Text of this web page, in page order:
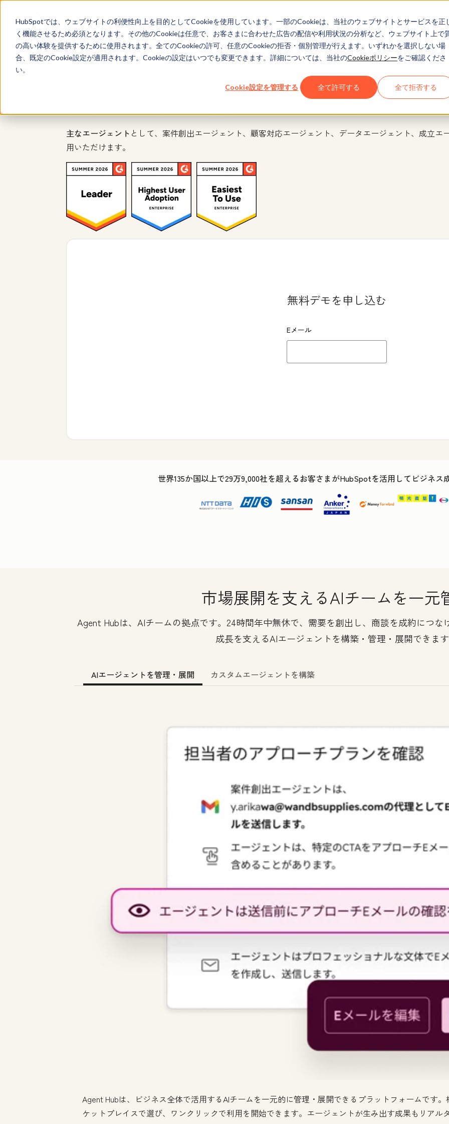
HubSpotでは、ウェブサイトの利便性向上を目的としてCookieを使用しています。一部のCookieは、当社のウェブサイトとサービスを正
く機能させるため必須となります。その他のCookieは任意で、お客さまに合わせた広告の配信や利用状況の分析など、ウェブサイト上で
の高い体験を提供するために使用されます。全てのCookieの許可、任意のCookieの拒否・個別管理が行えます。いずれかを選択しない場
合、既定のCookie設定が適用されます。Cookieの設定はいつでも変更できます。詳細については、当社のCookieポリシーをご確認くださ
い。
Cookie設定を管理する 全て許可する 全て拒否する
Agent Hubの無料デモのお申し込み
Agent Hubは、市場展開を担うAIエージェントを一元的に構築・管理・展開できるプラットフォームです
築済みのエージェントを利用することも、自社のビジネスに合わせたカスタムエージェントを構築する
スタムエージェントも、全てCRMデータを基盤としているため、成果につながる活用が可能です。
主なエージェント として、案件創出エージェント、顧客対応エージェント、データエージェント、成立
用いただけます。
無料デモを申し込む
Eメール
世界135か国以上で29万9,000社を超えるお客さまがHubSpotを活用してビジネス
市場展開を支えるAIチームを一元
Agent Hubは、AIチームの拠点です。24時間年中無休で、需要を創出し、商談を成約につ
成長を支えるAIエージェントを構築・管理・展開できま
AIエージェントを管理・展開 カスタムエージェントを構築
Agent Hubは、ビジネス全体で活用するAIチームを一元的に管理・展開できるプラットフォームです
ケットプレイスで選び、ワンクリックで利用を開始できます。エージェントが生み出す成果もリアル